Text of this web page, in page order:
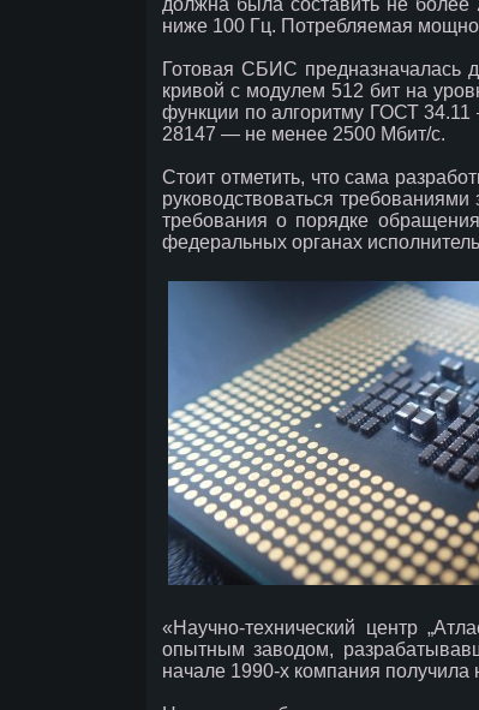
должна была составить не
ниже 100 Гц. Потребляемая
Готовая СБИС предназначалась
кривой с модулем 512 бит на
функции по алгоритму ГОСТ
28147 — не менее 2500 Мбит/с.
Стоит отметить, что сама
руководствоваться
требования о порядке
федеральных органах
«Научно-технический центр
опытным заводом,
начале 1990-х компания получила